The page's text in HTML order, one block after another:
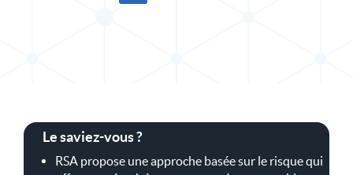
Le saviez-vous ?
RSA propose une approche basée sur le risque qui